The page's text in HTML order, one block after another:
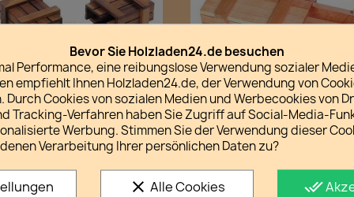
Vorschau
Schatztruhe
17,70 €
Vorschau
Zaubertrickkiste Hell
5,00 €
Bevor Sie Holzladen24.de besuchen
Performance, eine reibungslose Verwendung sozialer
empfiehlt Ihnen Holzladen24.de, der Verwendung von
Durch Cookies von sozialen Medien und Werbecookies von
Tracking-Verfahren haben Sie Zugriff auf Social-Media-
Werbung. Stimmen Sie der Verwendung dieser
Verarbeitung Ihrer persönlichen Daten zu?
done_all
clear Alle Cookies